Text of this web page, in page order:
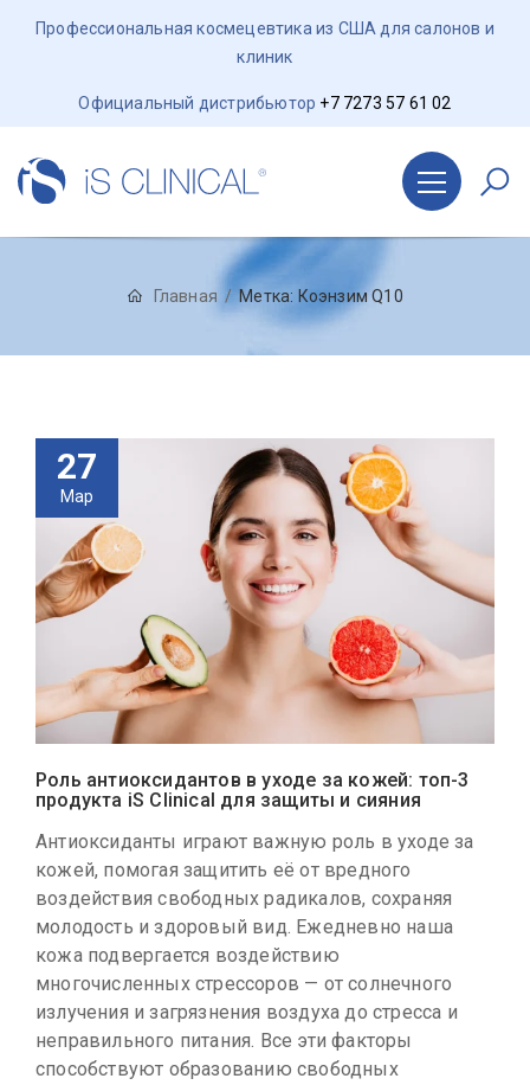
Профессиональная космецевтика из США для салонов и
клиник
Официальный дистрибьютор +7 7273 57 61 02
Главная Метка: Коэнзим Q10
27
Мар
Роль антиоксидантов в уходе за кожей: топ-3
продукта iS Clinical для защиты и сияния
Антиоксиданты играют важную роль в уходе за
кожей, помогая защитить её от вредного
воздействия свободных радикалов, сохраняя
молодость и здоровый вид. Ежедневно наша
кожа подвергается воздействию
многочисленных стрессоров — от солнечного
излучения и загрязнения воздуха до стресса и
неправильного питания. Все эти факторы
способствуют образованию свободных